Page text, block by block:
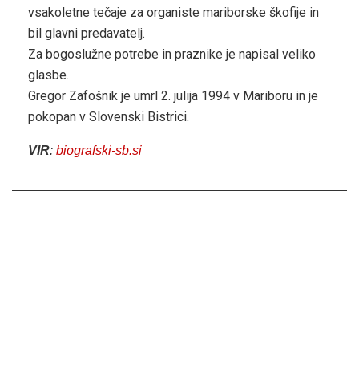
vsakoletne tečaje za organiste mariborske škofije in
bil glavni predavatelj.
Za bogoslužne potrebe in praznike je napisal veliko
glasbe.
Gregor Zafošnik je umrl 2. julija 1994 v Mariboru in je
pokopan v Slovenski Bistrici.
VIR: biografski-sb.si